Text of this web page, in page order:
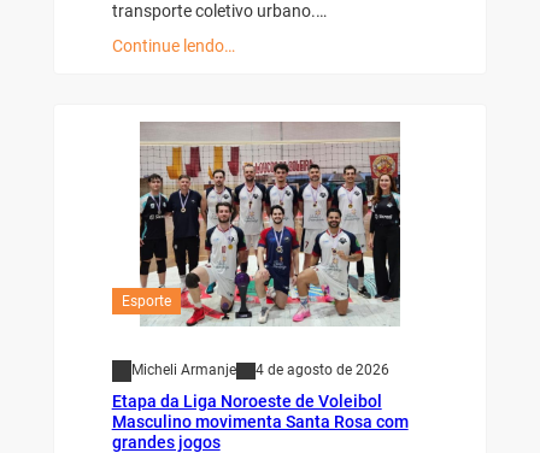
transporte coletivo urbano.…
Continue lendo…
Esporte
Micheli Armanje 4 de agosto de 2026
Etapa da Liga Noroeste de Voleibol
Masculino movimenta Santa Rosa com
grandes jogos